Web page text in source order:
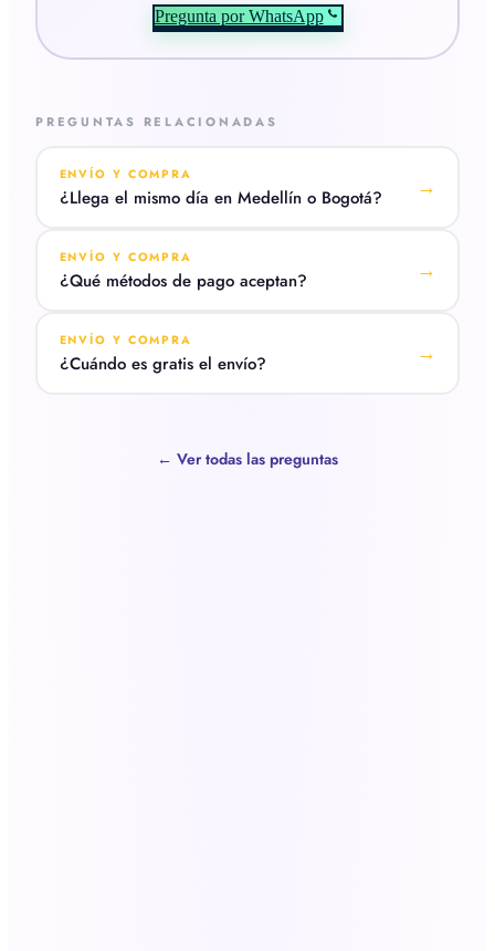
Pregunta por WhatsApp
PREGUNTAS RELACIONADAS
ENVÍO Y COMPRA
¿Llega el mismo día en Medellín o Bogotá? →
ENVÍO Y COMPRA
¿Qué métodos de pago aceptan? →
ENVÍO Y COMPRA
¿Cuándo es gratis el envío? →
← Ver todas las preguntas